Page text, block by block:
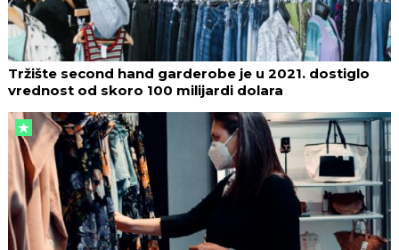
Tržište second hand garderobe je u 2021. dostiglo
vrednost od skoro 100 milijardi dolara